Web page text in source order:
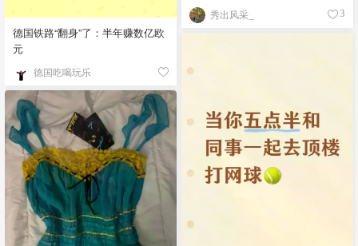
德国铁路“翻身”了：半年赚数亿欧
元
德国吃喝玩乐
秀出风采_ 3